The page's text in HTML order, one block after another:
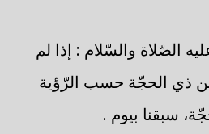
الصّلاة والسّلام : إذا لم
ذي الحجّة حسب الرّؤية
سبقنا بيوم .